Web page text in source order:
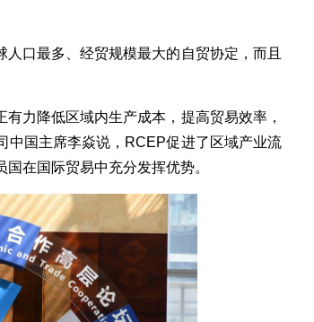
口最多、经贸规模最大的自贸协定，而且
降低区域内生产成本，提高贸易效率，
中国主席李焱说，RCEP促进了区域产业流
在国际贸易中充分发挥优势。